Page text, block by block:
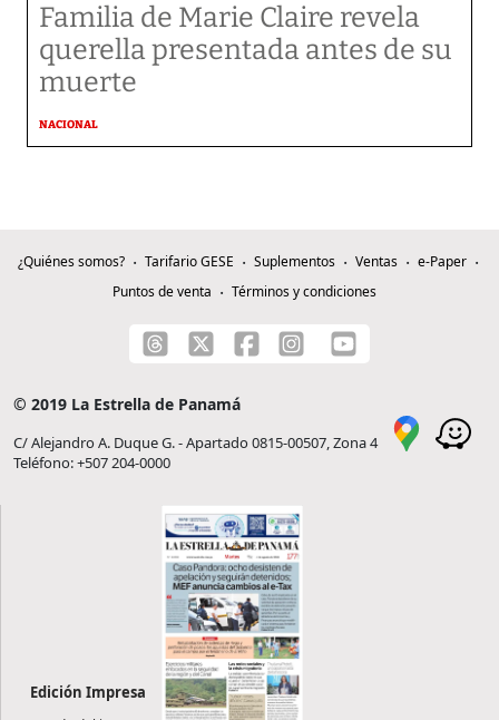
Familia de Marie Claire revela
querella presentada antes de su
muerte
NACIONAL
¿Quiénes somos? Tarifario GESE Suplementos Ventas
e-Paper
Puntos de venta
Términos y condiciones
© 2019 La Estrella de Panamá
C/ Alejandro A. Duque G. - Apartado 0815-00507, Zona 4
Teléfono: +507 204-0000
Edición Impresa